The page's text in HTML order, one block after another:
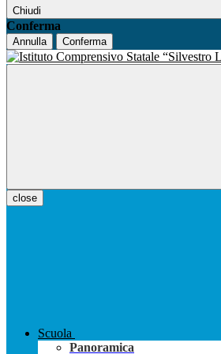
Chiudi
Conferma
Annulla Conferma
close
Scuola
Panoramica